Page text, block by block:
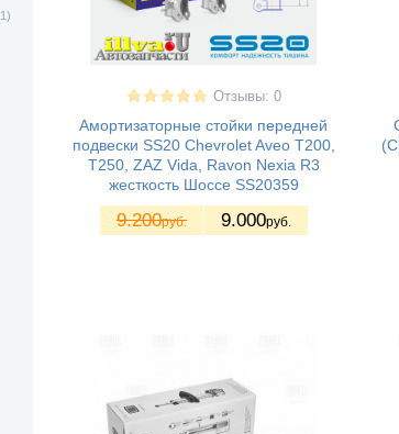
Отзывы: 0
Амортизаторные стойки передней
подвески SS20 Chevrolet Aveo T200,
T250, ZAZ Vida, Ravon Nexia R3
жесткость Шоссе SS20359
9.200руб. 9.000руб.